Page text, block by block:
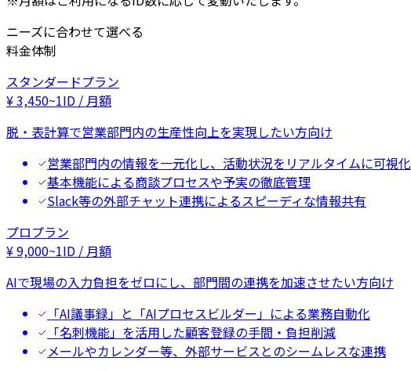
ニーズに合わせて選べる
料金体制
スタンダードプラン
¥3,450~1ID / 月額
脱・表計算で営業部門内の生産性向上を実現したい方向け
営業部門内の情報を一元化し、活動状況をリアルタイムに可視化
基本機能による商談プロセスや予実の徹底管理
Slack等の外部チャット連携によるスピーディな情報共有
プロプラン
¥9,000~1ID / 月額
AIで現場の入力負担をゼロにし、部門間の連携を加速させたい方向け
「AI議事録」と「AIプロセスビルダー」による業務自動化
「名刺機能」を活用した顧客登録の手間・負担削減
メールやカレンダー等、外部サービスとのシームレスな連携